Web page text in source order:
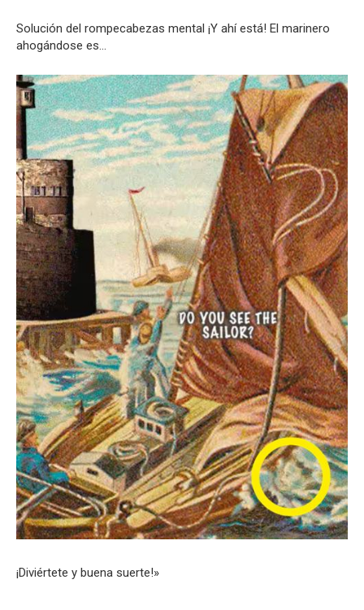
Solución del rompecabezas mental ¡Y ahí está! El marinero
ahogándose es…
¡Diviértete y buena suerte!»